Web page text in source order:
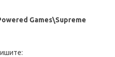
Games\Supreme